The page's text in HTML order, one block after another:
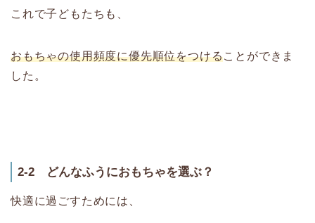
これで子どもたちも、
おもちゃの使用頻度に優先順位をつけることができま
した。
2-2 どんなふうにおもちゃを選ぶ？
快適に過ごすためには、